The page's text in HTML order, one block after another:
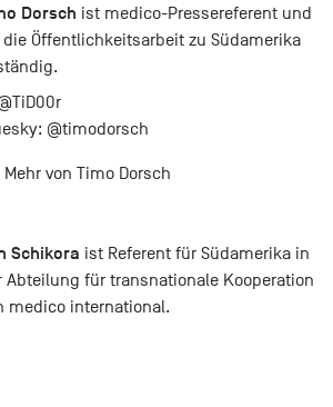
Dorsch ist medico-Pressereferent und
Öffentlichkeitsarbeit zu Südamerika
@timodorsch
Mehr von Timo Dorsch
Schikora ist Referent für Südamerika in
Abteilung für transnationale Kooperation
medico international.